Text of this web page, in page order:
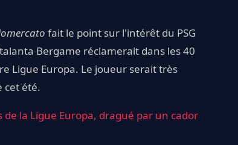
fait le point sur l'intérêt du PSG
Bergame réclamerait dans les 40
Ligue Europa. Le joueur serait très
cet été.
la Ligue Europa, dragué par un cador